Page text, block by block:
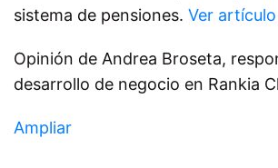
sistema de pensiones. Ver
Opinión de Andrea Broseta,
desarrollo de negocio en Rankia
Ampliar